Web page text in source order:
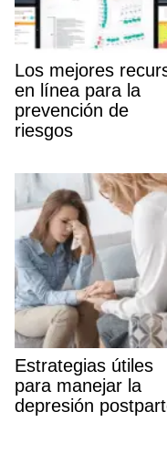
Los mejores
en lí­nea para la
prevención de
riesgos
Estrategias útiles
para manejar la
depresión